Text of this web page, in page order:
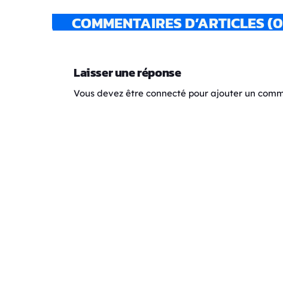
COMMENTAIRES D’ARTICLES
Laisser une réponse
Vous devez être connecté pour ajouter un